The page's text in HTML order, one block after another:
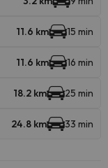
11.6 km 15 min
11.6 km 16 min
18.2 km 25 min
24.8 km 33 min